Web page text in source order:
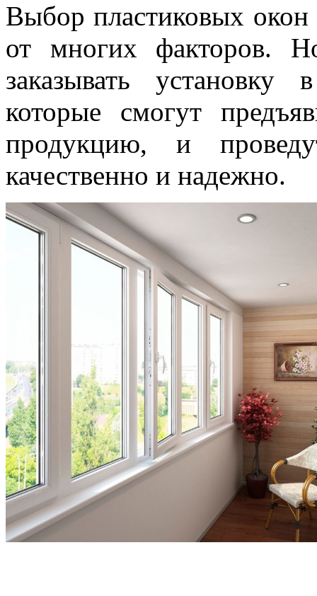
Выбор пластиковых
от многих факторов.
заказывать установку
которые смогут
продукцию, и
качественно и надежно.